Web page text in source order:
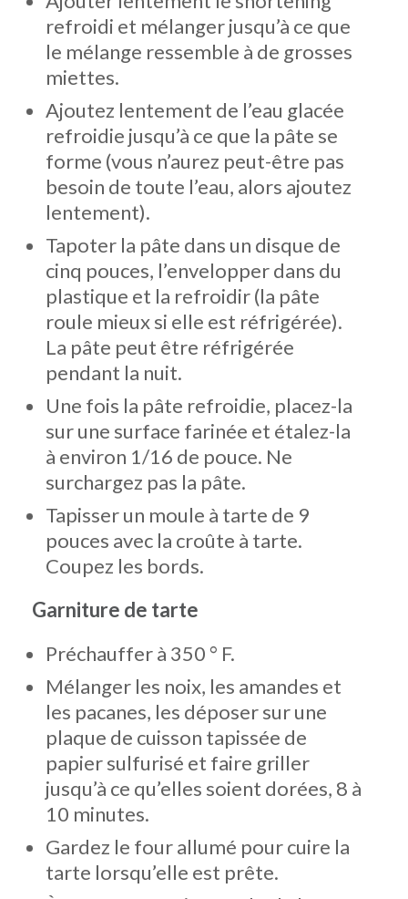
refroidi et mélanger jusqu’à ce que
le mélange ressemble à de grosses
miettes.
Ajoutez lentement de l’eau glacée
refroidie jusqu’à ce que la pâte se
forme (vous n’aurez peut-être pas
besoin de toute l’eau, alors ajoutez
lentement).
Tapoter la pâte dans un disque de
cinq pouces, l’envelopper dans du
plastique et la refroidir (la pâte
roule mieux si elle est réfrigérée).
La pâte peut être réfrigérée
pendant la nuit.
Une fois la pâte refroidie, placez-la
sur une surface farinée et étalez-la
à environ 1/16 de pouce. Ne
surchargez pas la pâte.
Tapisser un moule à tarte de 9
pouces avec la croûte à tarte.
Coupez les bords.
Garniture de tarte
Préchauffer à 350 ° F.
Mélanger les noix, les amandes et
les pacanes, les déposer sur une
plaque de cuisson tapissée de
papier sulfurisé et faire griller
jusqu’à ce qu’elles soient dorées, 8 à
10 minutes.
Gardez le four allumé pour cuire la
tarte lorsqu’elle est prête.